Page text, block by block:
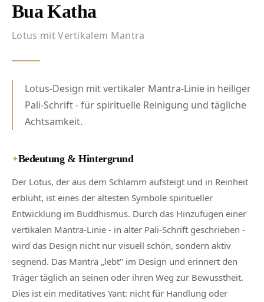
Bua Katha
Lotus mit Vertikalem Mantra
Lotus-Design mit vertikaler Mantra-Linie in heiliger
Pali-Schrift - für spirituelle Reinigung und tägliche
Achtsamkeit.
✦Bedeutung & Hintergrund
Der Lotus, der aus dem Schlamm aufsteigt und in Reinheit
erblüht, ist eines der ältesten Symbole spiritueller
Entwicklung im Buddhismus. Durch das Hinzufügen einer
vertikalen Mantra-Linie - in alter Pali-Schrift geschrieben -
wird das Design nicht nur visuell schön, sondern aktiv
segnend. Das Mantra „lebt" im Design und erinnert den
Träger täglich an seinen oder ihren Weg zur Bewusstheit.
Dies ist ein meditatives Yant: nicht für Handlung oder